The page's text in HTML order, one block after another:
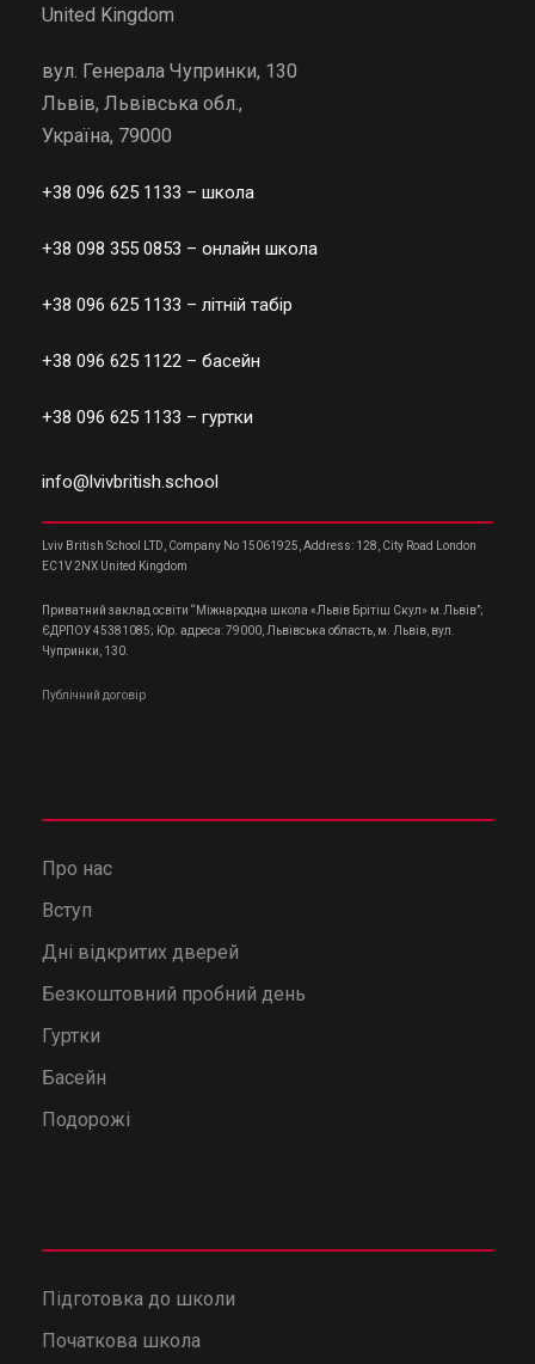
United Kingdom
вул. Генерала Чупринки, 130
Львів, Львівська обл.,
Україна, 79000
+38 096 625 1133 – школа
+38 098 355 0853 – онлайн школа
+38 096 625 1133 – літній табір
+38 096 625 1122 – басейн
+38 096 625 1133 – гуртки
info@lvivbritish.school
Lviv British School LTD, Company No 15061925, Address: 128, City Road London
EC1V 2NX United Kingdom
Приватний заклад освіти “Міжнародна школа «Львів Брітіш Скул» м.Львів”;
ЄДРПОУ 45381085; Юр. адреса: 79000, Львівська область, м. Львів, вул.
Чупринки, 130.
Публічний договір
Про нас
Вступ
Дні відкритих дверей
Безкоштовний пробний день
Гуртки
Басейн
Подорожі
Підготовка до школи
Початкова школа